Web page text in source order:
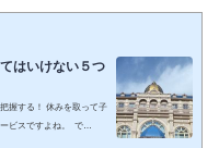
はいけない５つ
握する！ 休みを取って子
ビスですよね。 で